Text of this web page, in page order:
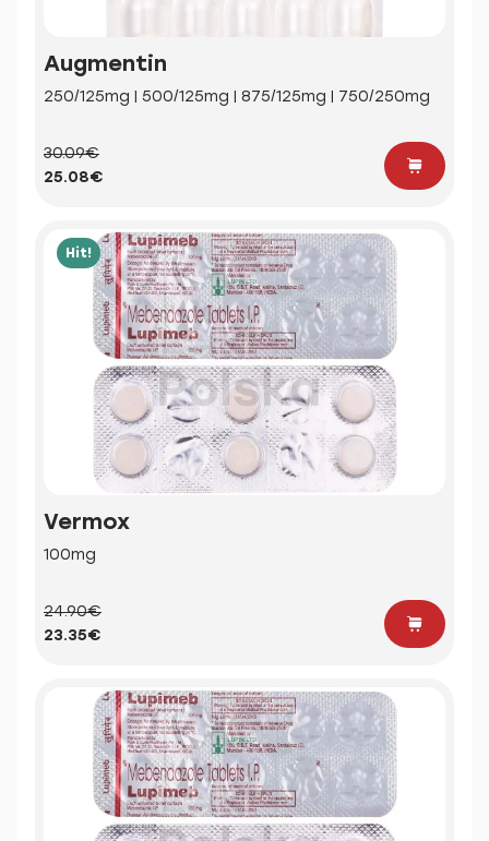
Augmentin
250/125mg | 500/125mg | 875/125mg | 750/250mg
30.09€
25.08€
Hit!
Vermox
100mg
24.90€
23.35€